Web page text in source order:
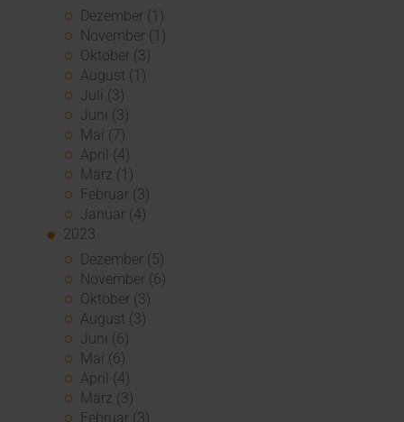
Dezember (1)
November (1)
Oktober (3)
August (1)
Juli (3)
Juni (3)
Mai (7)
April (4)
März (1)
Februar (3)
Januar (4)
2023
Dezember (5)
November (6)
Oktober (3)
August (3)
Juni (6)
Mai (6)
April (4)
März (3)
Februar (3)